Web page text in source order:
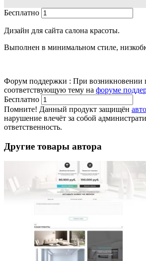
Бесплатно
Дизайн для сайта салона красоты.
Выполнен в минимальном стиле,
Форум поддержки : При возникновении
соответствующую тему на форуме
Бесплатно
Помните! Данный продукт защищён
нарушение влечёт за собой
ответственность.
Другие товары автора